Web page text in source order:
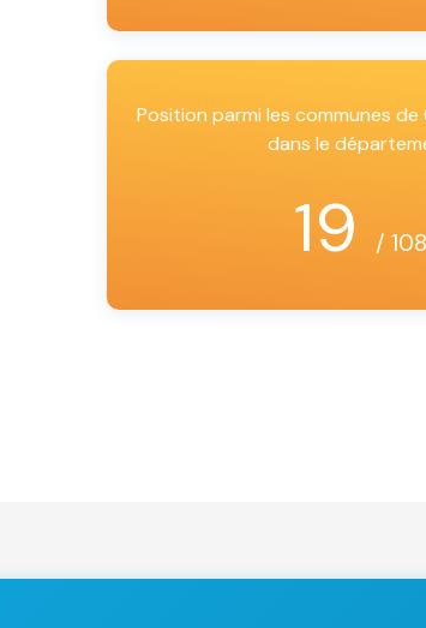
Position parmi les communes
dans le
19 / 108